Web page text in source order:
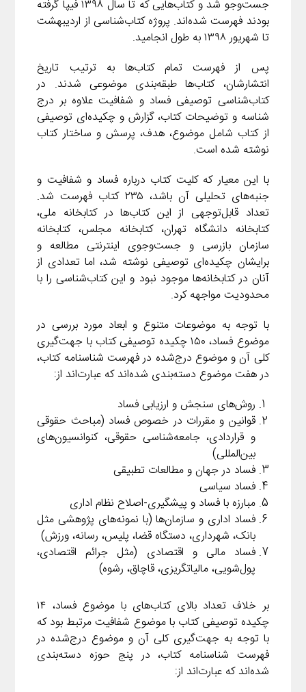
جست‌وجو شد و کتاب‌هایی که تا سال ۱۳۹۸ فیپا گرفته
بودند فهرست شده‌اند. پروژه کتاب‌شناسی از اردیبهشت
تا شهریور ۱۳۹۸ به طول انجامید.
پس از فهرست تمام کتاب‌ها به ترتیب تاریخ
انتشارشان، کتاب‌ها طبقه‌بندی موضوعی شدند. در
کتاب‌شناسی توصیفی فساد و شفافیت علاوه بر درج
شناسه و توضیحات کتاب، گزارش و چکیده‌ای توصیفی
از کتاب شامل موضوع، هدف، پرسش و ساختار کتاب
نوشته شده است.
با این معیار که کلیت کتاب درباره فساد و شفافیت و
جنبه‌های تحلیلی آن باشد، ۲۳۵ کتاب فهرست شد.
تعداد قابل‌توجهی از این کتاب‌ها در کتابخانه ملی،
کتابخانه دانشگاه تهران، کتابخانه مجلس، کتابخانه
سازمان بازرسی و جست‌وجوی اینترنتی مطالعه و
برایشان چکیده‌ای توصیفی نوشته شد، اما تعدادی از
آنان در کتابخانه‌ها موجود نبود و این کتاب‌شناسی را با
محدودیت مواجهه کرد.
با توجه به موضوعات متنوع و ابعاد مورد بررسی در
موضوع فساد، ۱۵۰ چکیده توصیفی کتاب با جهت‌گیری
کلی آن و موضوع درج‌شده در فهرست شناسنامه کتاب،
در هفت موضوع دسته‌بندی شده‌اند که عبارت‌اند از:
روش‌های سنجش و ارزیابی فساد
قوانین و مقررات در خصوص فساد (مباحث حقوقی
و قراردادی، جامعه‌شناسی حقوقی، کنوانسیون‌های
بین‌المللی)
فساد در جهان و مطالعات تطبیقی
فساد سیاسی
مبارزه با فساد و پیشگیری-اصلاح نظام اداری
فساد اداری و سازمان‌ها (با نمونه‌های پژوهشی مثل
بانک، شهرداری، دستگاه قضا، پلیس، رسانه، ورزش)
فساد مالی و اقتصادی (مثل جرائم اقتصادی،
پول‌شویی، مالیاتگریزی، قاچاق، رشوه)
بر خلاف تعداد بالای کتاب‌های با موضوع فساد، ۱۴
چکیده توصیفی کتاب با موضوع شفافیت مرتبط بود که
با توجه به جهت‌گیری کلی آن و موضوع درج‌شده در
فهرست شناسنامه کتاب، در پنج حوزه دسته‌بندی
شده‌اند که عبارت‌اند از: